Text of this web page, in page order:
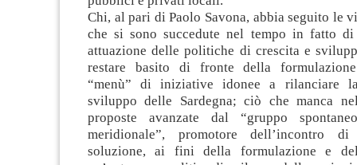
Chi, al pari di Paolo Savona, abbia seguito le
che si sono succedute nel tempo in fatto di
attuazione delle politiche di crescita e
restare basito di fronte della formulazione
“menù” di iniziative idonee a rilanciare
sviluppo delle Sardegna; ciò che manca
proposte avanzate dal “gruppo
meridionale”, promotore dell’incontro
soluzione, ai fini della formulazione e